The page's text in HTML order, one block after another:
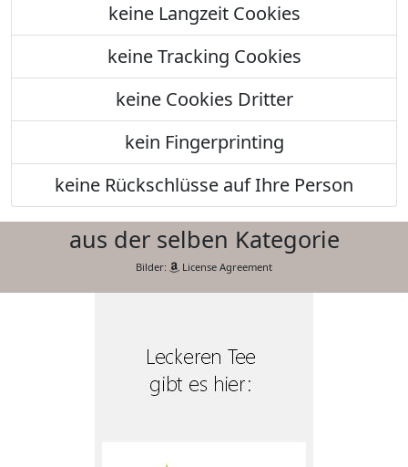
keine Langzeit Cookies
keine Tracking Cookies
keine Cookies Dritter
kein Fingerprinting
keine Rückschlüsse auf Ihre Person
aus der selben Kategorie
Bilder: License Agreement